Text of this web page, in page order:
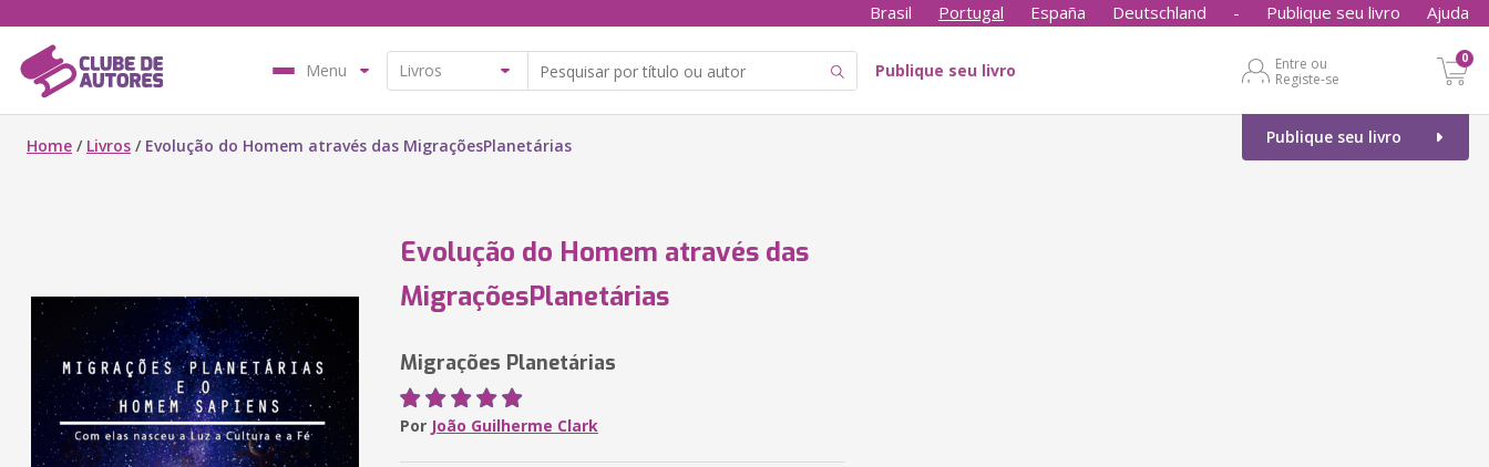
Brasil Portugal España Deutschland - Publique seu livro Ajuda
Menu Publique seu livro
Entre ou
Registe-se
0
Publique seu livro
Home / Livros / Evolução do Homem através das MigraçõesPlanetárias
Evolução do Homem através das
MigraçõesPlanetárias
Migrações Planetárias
Por João Guilherme Clark